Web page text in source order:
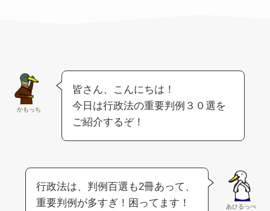
かもっち
皆さん、こんにちは！
今日は行政法の重要判例３０選を
ご紹介するぞ！
あひるっぺ
行政法は、判例百選も2冊あって、
重要判例が多すぎ！困ってます！